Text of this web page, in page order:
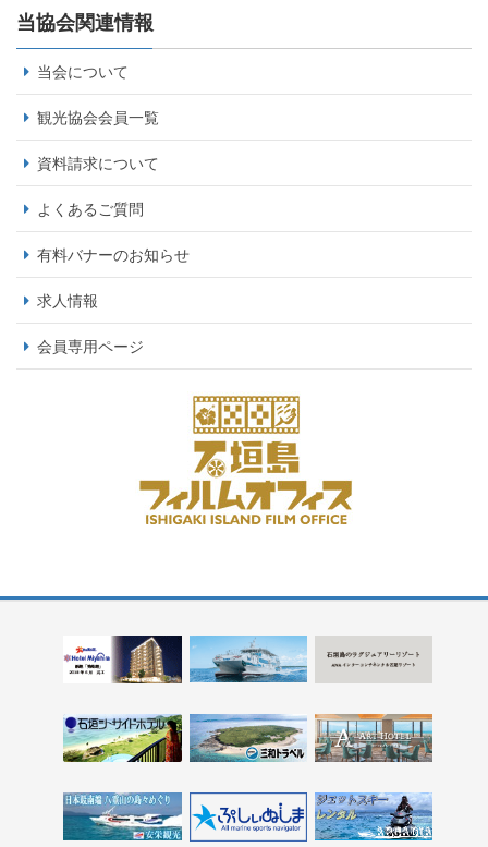
当協会関連情報
当会について
観光協会会員一覧
資料請求について
よくあるご質問
有料バナーのお知らせ
求人情報
会員専用ページ